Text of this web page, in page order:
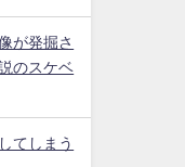
が発掘さ
のスケベ
てしまう